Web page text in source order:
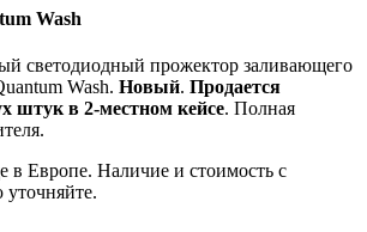
Wash
светодиодный прожектор заливающего
Wash. Новый. Продается
штук в 2-местном кейсе. Полная
в Европе. Наличие и стоимость с
уточняйте.